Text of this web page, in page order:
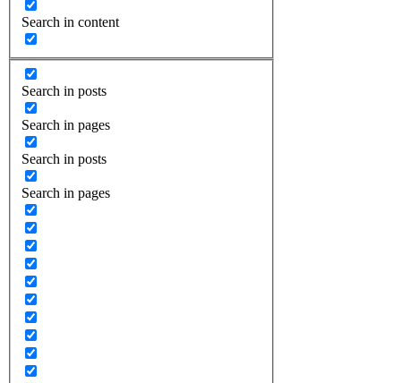
Search in content
Search in posts
Search in pages
Search in posts
Search in pages